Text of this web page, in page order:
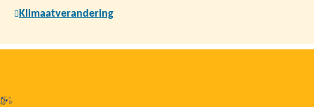
Klimaatverandering